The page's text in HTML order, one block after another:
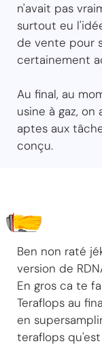
n'avait pas
surtout eu
de vente pour
certainement
Au final, au
usine à gaz,
aptes aux
conçu.
Ben non raté
version de
En gros ca te
Teraflops au
en
teraflops